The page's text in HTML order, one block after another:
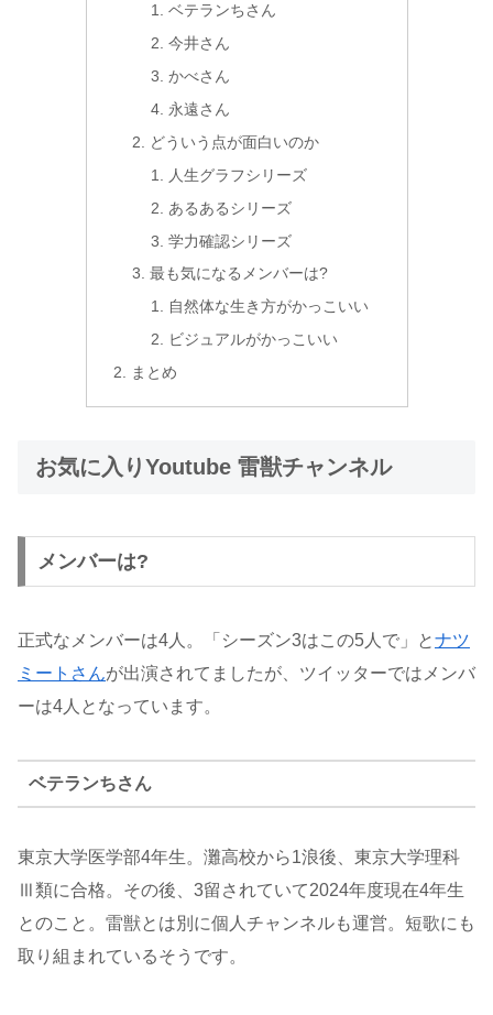
ベテランちさん
今井さん
かべさん
永遠さん
どういう点が面白いのか
人生グラフシリーズ
あるあるシリーズ
学力確認シリーズ
最も気になるメンバーは?
自然体な生き方がかっこいい
ビジュアルがかっこいい
まとめ
お気に入りYoutube 雷獣チャンネル
メンバーは?
正式なメンバーは4人。「シーズン3はこの5人で」とナツ
ミートさんが出演されてましたが、ツイッターではメンバ
ーは4人となっています。
ベテランちさん
東京大学医学部4年生。灘高校から1浪後、東京大学理科
Ⅲ類に合格。その後、3留されていて2024年度現在4年生
とのこと。雷獣とは別に個人チャンネルも運営。短歌にも
取り組まれているそうです。